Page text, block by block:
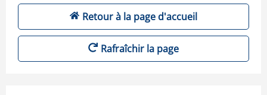
Retour à la page d'accueil
Rafraîchir la page